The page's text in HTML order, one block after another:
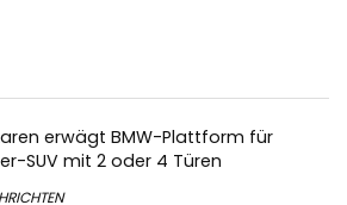
erwägt BMW-Plattform für
SUV mit 2 oder 4 Türen